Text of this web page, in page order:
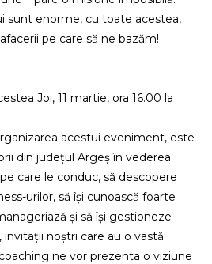
sunt enorme, cu toate acestea,
pe care să ne bazăm!
Joi, 11 martie, ora 16.00 la
acestui eveniment, este
din județul Argeș în vederea
care le conduc, să descopere
urilor, să își cunoască foarte
și să își gestioneze
invitații noștri care au o vastă
ne vor prezenta o viziune